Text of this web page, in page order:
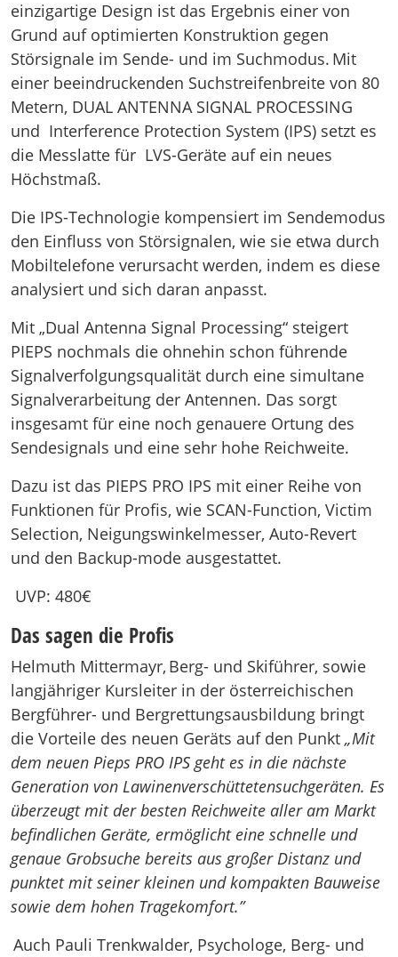
einzigartige Design ist das Ergebnis einer von
Grund auf optimierten Konstruktion gegen
Störsignale im Sende- und im Suchmodus. Mit
einer beeindruckenden Suchstreifenbreite von 80
Metern, DUAL ANTENNA SIGNAL PROCESSING
und Interference Protection System (IPS) setzt es
die Messlatte für LVS-Geräte auf ein neues
Höchstmaß.
Die IPS-Technologie kompensiert im Sendemodus
den Einfluss von Störsignalen, wie sie etwa durch
Mobiltelefone verursacht werden, indem es diese
analysiert und sich daran anpasst.
Mit „Dual Antenna Signal Processing“ steigert
PIEPS nochmals die ohnehin schon führende
Signalverfolgungsqualität durch eine simultane
Signalverarbeitung der Antennen. Das sorgt
insgesamt für eine noch genauere Ortung des
Sendesignals und eine sehr hohe Reichweite.
Dazu ist das PIEPS PRO IPS mit einer Reihe von
Funktionen für Profis, wie SCAN-Function, Victim
Selection, Neigungswinkelmesser, Auto-Revert
und den Backup-mode ausgestattet.
UVP: 480€
Das sagen die Profis
Helmuth Mittermayr, Berg- und Skiführer, sowie
langjähriger Kursleiter in der österreichischen
Bergführer- und Bergrettungsausbildung bringt
die Vorteile des neuen Geräts auf den Punkt „Mit
dem neuen Pieps PRO IPS geht es in die nächste
Generation von Lawinenverschüttetensuchgeräten. Es
überzeugt mit der besten Reichweite aller am Markt
befindlichen Geräte, ermöglicht eine schnelle und
genaue Grobsuche bereits aus großer Distanz und
punktet mit seiner kleinen und kompakten Bauweise
sowie dem hohen Tragekomfort.”
Auch Pauli Trenkwalder, Psychologe, Berg- und